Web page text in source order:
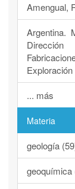
Amengual,
Argentina.
... más
Materia
geología
geoquímica